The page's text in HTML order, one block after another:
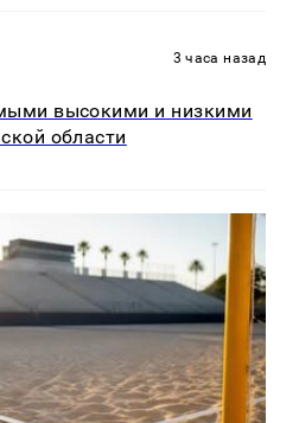
3 часа назад
высокими и низкими
области